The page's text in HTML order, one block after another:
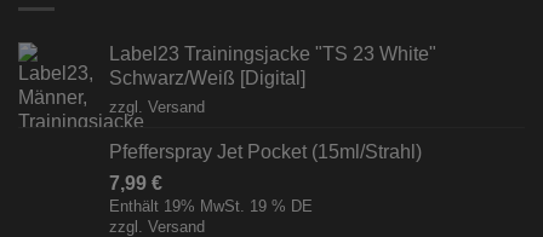
Label23 Trainingsjacke "TS 23 White"
Schwarz/Weiß [Digital]
zzgl. Versand
Pfefferspray Jet Pocket (15ml/Strahl)
7,99 €
Enthält 19% MwSt. 19 % DE
zzgl. Versand